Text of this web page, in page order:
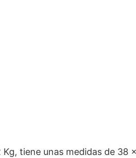
Kg, tiene unas medidas de